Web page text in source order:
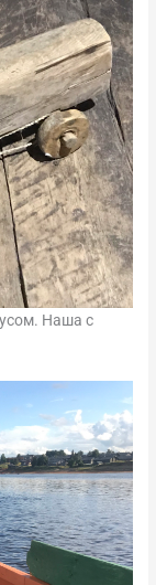
Наша с